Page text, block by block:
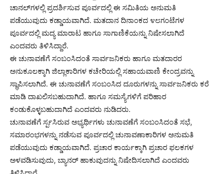
ಚಾನಲ್‌ಗಳಲ್ಲಿ ಪ್ರದರ್ಶಿಸುವ ಪೂರ್ವದಲ್ಲಿ ಈ ಸಮಿತಿಯ ಅನುಮತಿ
ಪಡೆಯುವುದು ಕಡ್ಡಾಯವಾಗಿದೆ. ಮತದಾನ ದಿನಾಂಕದ ೪೮ಗಂಟೆಗಳ
ಪೂರ್ವದಲ್ಲಿ ಮದ್ಯ ಮಾರಾಟ ಹಾಗೂ ಸಾಗಾಣಿಕೆಯನ್ನು ನಿಷೇಸಲಾಗಿದೆ
ಎಂದವರು ತಿಳಿಸಿದ್ದಾರೆ.
ಈ ಚುನಾವಣೆಗೆ ಸಂಬಂಸಿದಂತೆ ಸಾರ್ವಜನಿಕರು ಹಾಗೂ ಮತದಾರರ
ಅನುಕೂಲಕ್ಕಾಗಿ ಜಿಲ್ಲಾಕಾರಿಗಳ ಕಚೇರಿಯಲ್ಲಿ ಸಹಾಯವಾಣಿ ಕೇಂದ್ರವನ್ನು
ಸ್ಥಾಪಿಸಲಾಗಿದೆ. ಈ ಚುನಾವಣೆಗೆ ಸಂಬಂಸಿದ ದೂರುಗಳನ್ನು ಸಾರ್ವಜನಿಕರು ಕರೆ
ಮಾಡಿ ದಾಖಲಿಸಬಹುದಾಗಿದೆ. ಹಾಗೂ ಸಮಸ್ಯೆಗಳಿಗೆ ಪರಿಹಾರ
ಕಂಡುಕೊಳ್ಳಬಹುದಾಗಿದೆ ಎಂದವರು ನುಡಿದರು.
ಚುನಾವಣೆಗೆ ರ್ಸ್ಪಸಿರುವ ಅಭ್ಯರ್ಥಿಗಳು ಚುನಾವಣೆಗೆ ಸಂಬಂಸಿದಂತೆ ಸಭೆ,
ಸಮಾರಂಭಗಳನ್ನು ನಡೆಸುವ ಪೂರ್ವದಲ್ಲಿ ಚುನಾವಣಾಕಾರಿಗಳ ಅನುಮತಿ
ಪಡೆಯುವುದು ಕಡ್ಡಾಯವಾಗಿದೆ. ಪ್ರಚಾರ ಕಾರ್ಯಕ್ಕಾಗಿ ಪ್ರಚಾರ ಫಲಕಗಳ
ಅಳವಡಿಸುವುದು, ಬ್ಯಾನರ್ ಹಾಕುವುದನ್ನು ನಿಷೇದಿಸಲಾಗಿದೆ ಎಂದವರು